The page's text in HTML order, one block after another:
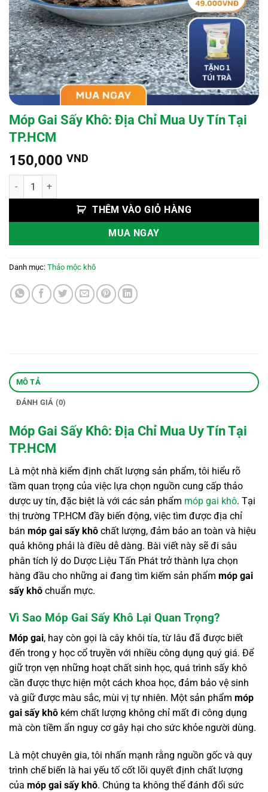
Móp Gai Sấy Khô: Địa Chỉ Mua Uy Tín Tại
TP.HCM
150,000 VND
Móp Gai Sấy Khô: Địa Chỉ Mua Uy Tín Tại TP.HCM số lượng
THÊM VÀO GIỎ HÀNG
MUA NGAY
Danh mục: Thảo mộc khô
MÔ TẢ
ĐÁNH GIÁ (0)
Móp Gai Sấy Khô: Địa Chỉ Mua Uy Tín Tại
TP.HCM
Là một nhà kiểm định chất lượng sản phẩm, tôi hiểu rõ
tầm quan trọng của việc lựa chọn nguồn cung cấp thảo
dược uy tín, đặc biệt là với các sản phẩm móp gai khô. Tại
thị trường TP.HCM đầy biến động, việc tìm được địa chỉ
bán móp gai sấy khô chất lượng, đảm bảo an toàn và hiệu
quả không phải là điều dễ dàng. Bài viết này sẽ đi sâu
phân tích lý do Dược Liệu Tấn Phát trở thành lựa chọn
hàng đầu cho những ai đang tìm kiếm sản phẩm móp gai
sấy khô chuẩn mực.
Vì Sao Móp Gai Sấy Khô Lại Quan Trọng?
Móp gai, hay còn gọi là cây khôi tía, từ lâu đã được biết
đến trong y học cổ truyền với nhiều công dụng quý giá. Để
giữ trọn vẹn những hoạt chất sinh học, quá trình sấy khô
cần được thực hiện một cách khoa học, đảm bảo vệ sinh
và giữ được màu sắc, mùi vị tự nhiên. Một sản phẩm móp
gai sấy khô kém chất lượng không chỉ mất đi công dụng
mà còn tiềm ẩn nguy cơ gây hại cho sức khỏe người dùng.
Là một chuyên gia, tôi nhấn mạnh rằng nguồn gốc và quy
trình chế biến là hai yếu tố cốt lõi quyết định chất lượng
của móp gai sấy khô. Chúng ta không thể đánh đổi sức